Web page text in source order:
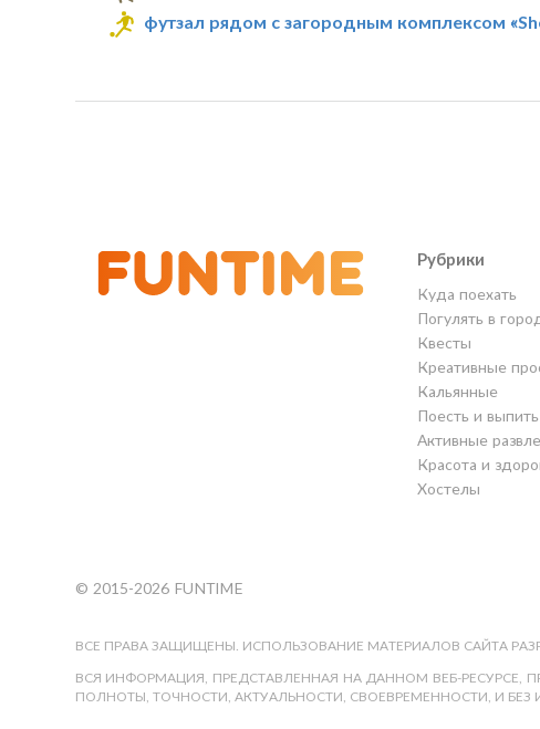
футзал рядом с загородным комплексом
Рубрики
Куда поехать
Погулять в
Квесты
Креативные
Кальянные
Поесть и выпить
Активные
Красота и
Хостелы
© 2015-2026 FUNTIME
ВСЕ ПРАВА ЗАЩИЩЕНЫ. ИСПОЛЬЗОВАНИЕ МАТЕРИАЛОВ САЙТА
ВСЯ ИНФОРМАЦИЯ, ПРЕДСТАВЛЕННАЯ НА ДАННОМ ВЕБ-РЕСУРСЕ,
ПОЛНОТЫ, ТОЧНОСТИ, АКТУАЛЬНОСТИ, СВОЕВРЕМЕННОСТИ, И